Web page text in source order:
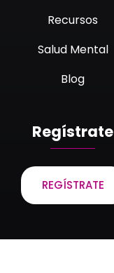
Recursos
Salud Mental
Blog
Regístrate
REGÍSTRATE